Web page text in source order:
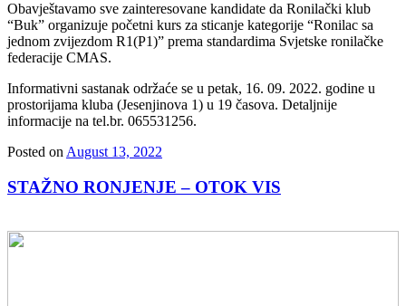
Obavještavamo sve zainteresovane kandidate da Ronilački klub
“Buk” organizuje početni kurs za sticanje kategorije “Ronilac sa
jednom zvijezdom R1(P1)” prema standardima Svjetske ronilačke
federacije CMAS.
Informativni sastanak održaće se u petak, 16. 09. 2022. godine u
prostorijama kluba (Jesenjinova 1) u 19 časova. Detaljnije
informacije na tel.br. 065531256.
Posted on August 13, 2022
STAŽNO RONJENJE – OTOK VIS